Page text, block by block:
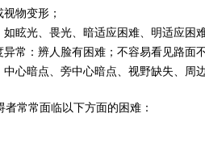
物变形；
眩光、畏光、暗适应困难、明适应困
常：辨人脸有困难；不容易看见路面
心暗点、旁中心暗点、视野缺失、周
常常面临以下方面的困难：